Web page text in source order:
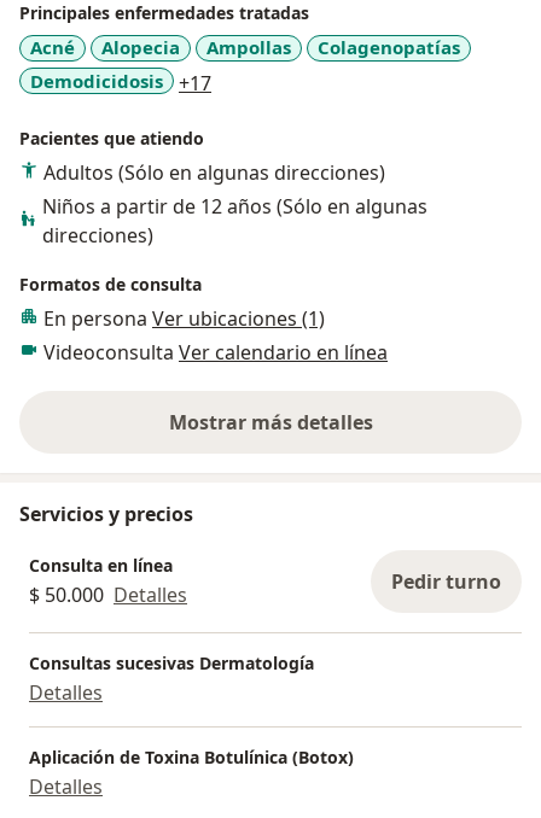
Principales enfermedades tratadas
Acné Alopecia Ampollas
Colagenopatías
Demodicidosis
+17a11y_sr_more_diseases
Pacientes que atiendo
Adultos (Sólo en algunas direcciones)
Niños a partir de 12 años (Sólo en algunas
direcciones)
Formatos de consulta
En persona Ver ubicaciones (1)
Videoconsulta Ver calendario en línea
Mostrar más detalles
sobre la experiencia
Servicios y precios
Consulta en línea
$ 50.000 Detalles Pedir turno
Consultas sucesivas Dermatología
Detalles
Aplicación de Toxina Botulínica (Botox)
Detalles